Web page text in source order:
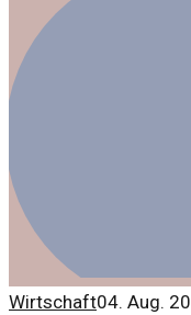
Wirtschaft04. Aug.